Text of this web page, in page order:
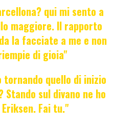
qui mi sento a
maggiore. Il rapporto
la facciate a me e non
di gioia"
tornando quello di inizio
sul divano ne ho
Fai tu."